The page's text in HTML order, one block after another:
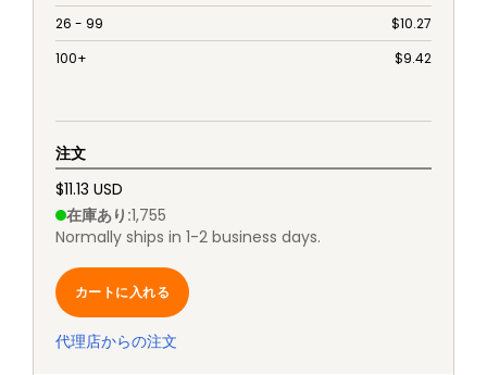
26 - 99
$10.27
100+
$9.42
注文
$11.13 USD
在庫あり :1,755
Normally ships in 1-2 business days.
カートに入れる
代理店からの注文